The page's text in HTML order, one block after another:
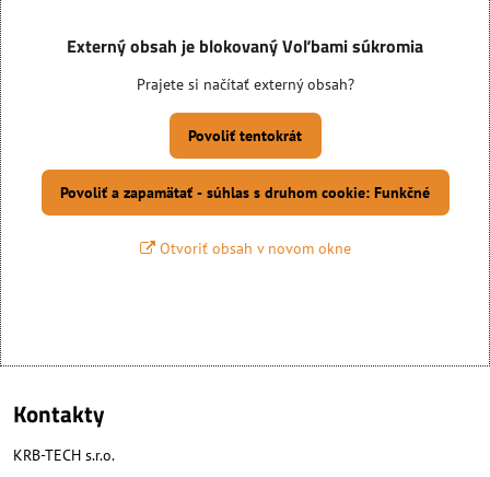
Externý obsah je blokovaný Voľbami súkromia
Prajete si načítať externý obsah?
Povoliť tentokrát
Povoliť a zapamätať - súhlas s druhom cookie: Funkčné
Otvoriť obsah v novom okne
Kontakty
KRB-TECH s.r.o.